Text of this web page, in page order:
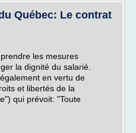
Québec: Le contrat
les mesures
la dignité du salarié.
en vertu de
et libertés de la
qui prévoit: "Toute